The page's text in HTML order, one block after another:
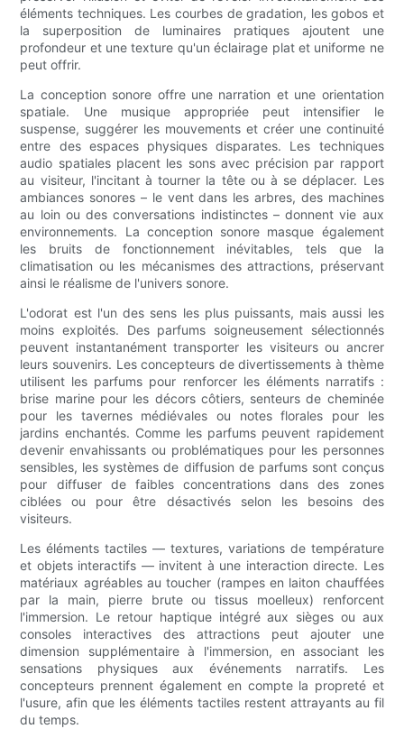
éléments techniques. Les courbes de gradation, les gobos et
la superposition de luminaires pratiques ajoutent une
profondeur et une texture qu'un éclairage plat et uniforme ne
peut offrir.
La conception sonore offre une narration et une orientation
spatiale. Une musique appropriée peut intensifier le
suspense, suggérer les mouvements et créer une continuité
entre des espaces physiques disparates. Les techniques
audio spatiales placent les sons avec précision par rapport
au visiteur, l'incitant à tourner la tête ou à se déplacer. Les
ambiances sonores – le vent dans les arbres, des machines
au loin ou des conversations indistinctes – donnent vie aux
environnements. La conception sonore masque également
les bruits de fonctionnement inévitables, tels que la
climatisation ou les mécanismes des attractions, préservant
ainsi le réalisme de l'univers sonore.
L'odorat est l'un des sens les plus puissants, mais aussi les
moins exploités. Des parfums soigneusement sélectionnés
peuvent instantanément transporter les visiteurs ou ancrer
leurs souvenirs. Les concepteurs de divertissements à thème
utilisent les parfums pour renforcer les éléments narratifs :
brise marine pour les décors côtiers, senteurs de cheminée
pour les tavernes médiévales ou notes florales pour les
jardins enchantés. Comme les parfums peuvent rapidement
devenir envahissants ou problématiques pour les personnes
sensibles, les systèmes de diffusion de parfums sont conçus
pour diffuser de faibles concentrations dans des zones
ciblées ou pour être désactivés selon les besoins des
visiteurs.
Les éléments tactiles — textures, variations de température
et objets interactifs — invitent à une interaction directe. Les
matériaux agréables au toucher (rampes en laiton chauffées
par la main, pierre brute ou tissus moelleux) renforcent
l'immersion. Le retour haptique intégré aux sièges ou aux
consoles interactives des attractions peut ajouter une
dimension supplémentaire à l'immersion, en associant les
sensations physiques aux événements narratifs. Les
concepteurs prennent également en compte la propreté et
l'usure, afin que les éléments tactiles restent attrayants au fil
du temps.